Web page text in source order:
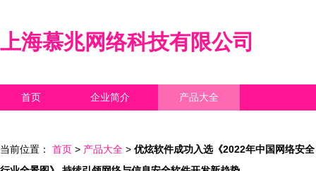
上海慕兆网络科技有限公司
首页 企业简介 产品大全
当前位置： 首页 > 产品大全 > 优炫软件成功入选《2022年中国网络安全